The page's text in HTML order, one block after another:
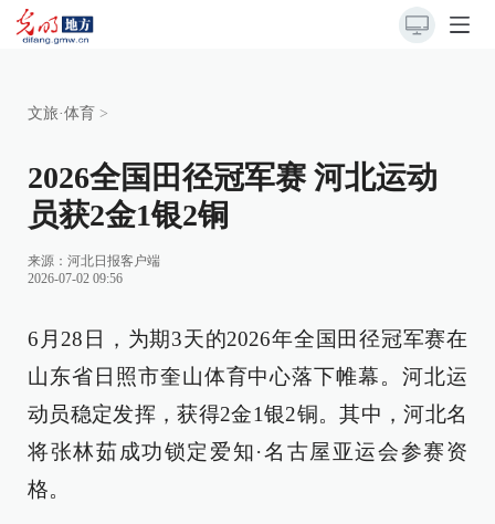
文旅·体育 >
2026全国田径冠军赛 河北运动
员获2金1银2铜
来源： 河北日报客户端
2026-07-02 09:56
6月28日，为期3天的2026年全国田径冠军赛在
山东省日照市奎山体育中心落下帷幕。河北运
动员稳定发挥，获得2金1银2铜。其中，河北名
将张林茹成功锁定爱知·名古屋亚运会参赛资
格。